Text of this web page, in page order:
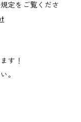
定をご覧くださ
す！
。